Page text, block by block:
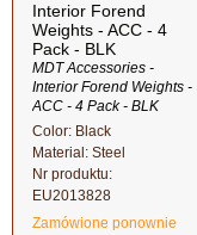
Interior Forend
Weights - ACC - 4
Pack - BLK
MDT Accessories -
Interior Forend Weights -
ACC - 4 Pack - BLK
Color: Black
Material: Steel
Nr produktu:
EU2013828
Zamówione ponownie